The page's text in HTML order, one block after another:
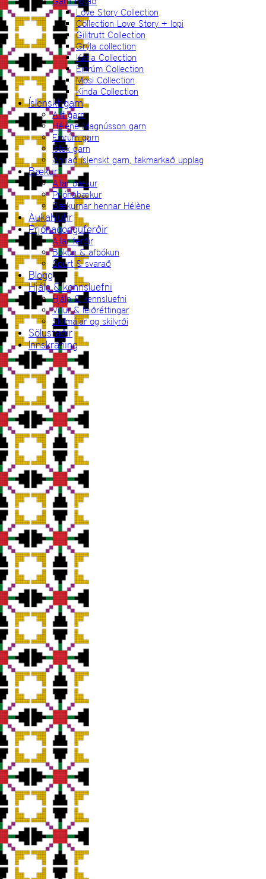
Love Story Collection
Collection Love Story + lopi
Gilitrutt Collection
Grýla collection
Katla Collection
Einrúm Collection
Mosi Collection
Kinda Collection
Íslenskt garn
Allt garn
Hélène Magnússon garn
Einrúm garn
Ístex garn
Annað íslenskt garn, takmarkað upplag
Bækur
Allar bækur
Prjónabækur
Bækurnar hennar Hélène
Aukahlutir
Prjónagönguferðir
Allar ferðir
Bókun & afbókun
Spurt & svarað
Blogg
Hjálp & kennsluefni
Hjálp & kennsluefni
Villur & leiðréttingar
Skilmálar og skilyrði
Sölustaðir
Innskráning